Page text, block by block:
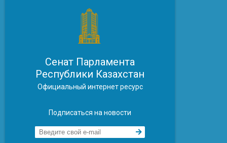
Сенат Парламента
Республики Казахстан
Официальный интернет ресурс
Подписаться на новости